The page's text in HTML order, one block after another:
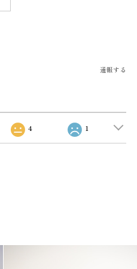
通報する
4 1